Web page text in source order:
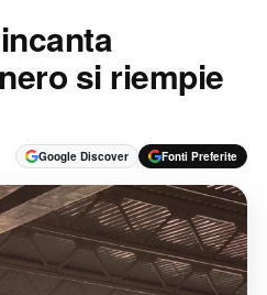
si riempie
Google Discover Fonti Preferite